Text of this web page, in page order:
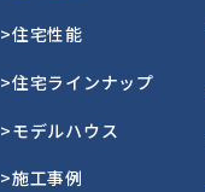
>住宅性能
>住宅ラインナップ
>モデルハウス
>施工事例